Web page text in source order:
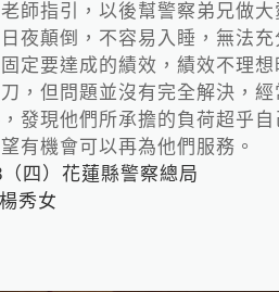
師指引，以後幫警察弟兄做
夜顛倒，不容易入睡，無法
定要達成的績效，績效不理
，但問題並沒有完全解決，
發現他們所承擔的負荷超乎
有機會可以再為他們服務。
四）花蓮縣警察總局
秀女